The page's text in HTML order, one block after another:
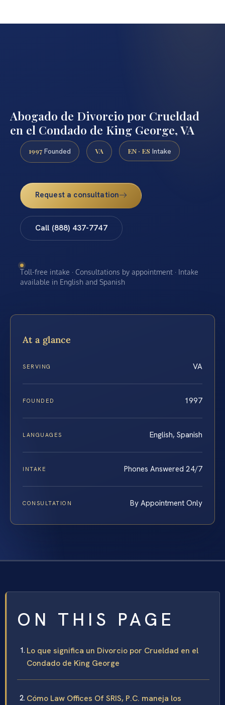
Abogado de Divorcio por Crueldad
en el Condado de King George, VA
1997 Founded VA EN · ES Intake
Request a consultation
Call (888) 437-7747
Toll-free intake · Consultations by appointment · Intake
available in English and Spanish
At a glance
SERVING VA
FOUNDED 1997
LANGUAGES English, Spanish
INTAKE Phones Answered 24/7
CONSULTATION By Appointment Only
ON THIS PAGE
Lo que significa un Divorcio por Crueldad en el
Condado de King George
Cómo Law Offices Of SRIS, P.C. maneja los